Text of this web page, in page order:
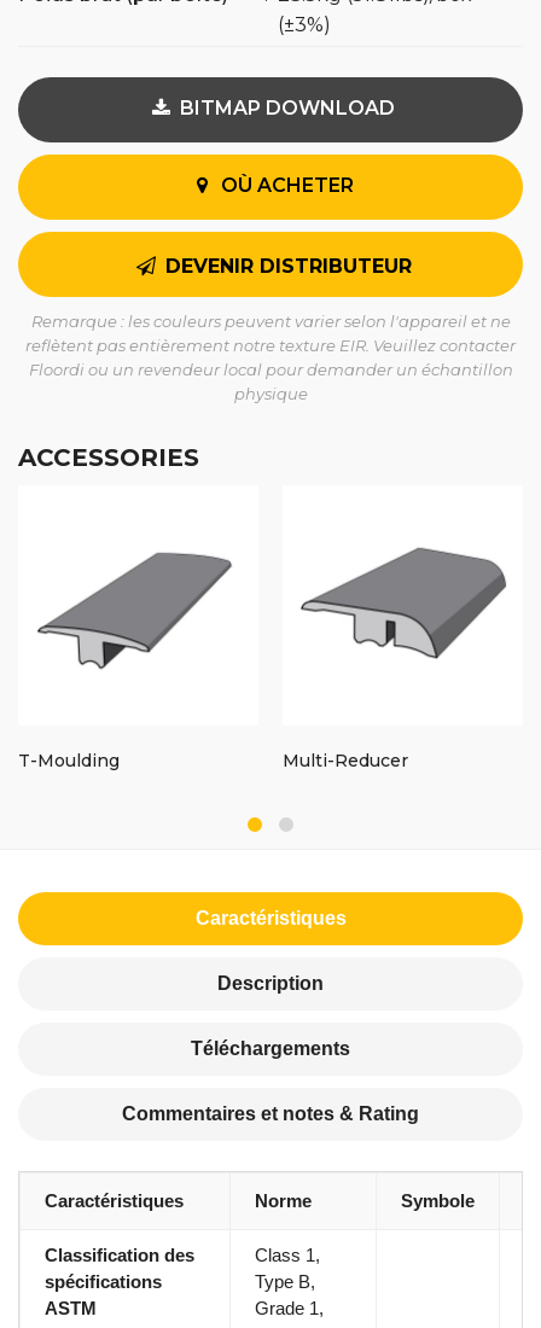
(±3%)
BITMAP DOWNLOAD
OÙ ACHETER
DEVENIR DISTRIBUTEUR
Remarque : les couleurs peuvent varier selon l'appareil et ne
reflètent pas entièrement notre texture EIR. Veuillez contacter
Floordi ou un revendeur local pour demander un échantillon
physique
ACCESSORIES
T-Moulding Multi-Reducer
Caractéristiques
Description
Téléchargements
Commentaires et notes & Rating
Caractéristiques Norme Symbole
Classification des
spécifications
ASTM
Class 1,
Type B,
Grade 1,